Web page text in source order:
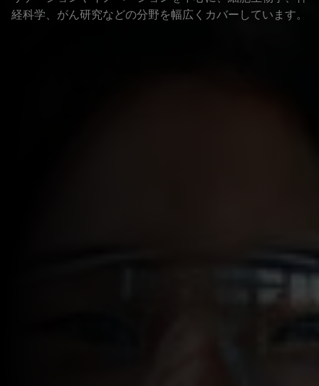
経科学、がん研究などの分野を幅広くカバーしています。